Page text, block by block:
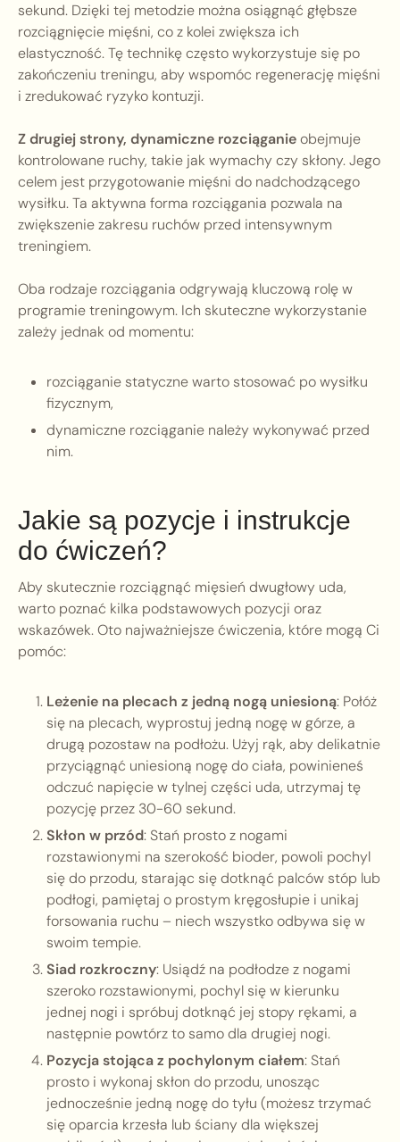
sekund. Dzięki tej metodzie można osiągnąć głębsze
rozciągnięcie mięśni, co z kolei zwiększa ich
elastyczność. Tę technikę często wykorzystuje się po
zakończeniu treningu, aby wspomóc regenerację mięśni
i zredukować ryzyko kontuzji.
Z drugiej strony, dynamiczne rozciąganieobejmuje
kontrolowane ruchy, takie jak wymachy czy skłony. Jego
celem jest przygotowanie mięśni do nadchodzącego
wysiłku. Ta aktywna forma rozciągania pozwala na
zwiększenie zakresu ruchów przed intensywnym
treningiem.
Oba rodzaje rozciągania odgrywają kluczową rolę w
programie treningowym. Ich skuteczne wykorzystanie
zależy jednak od momentu:
rozciąganie statyczne warto stosować po wysiłku
fizycznym,
dynamiczne rozciąganie należy wykonywać przed
nim.
Jakie są pozycje i instrukcje
do ćwiczeń?
Aby skutecznie rozciągnąć mięsień dwugłowy uda,
warto poznać kilka podstawowych pozycji oraz
wskazówek. Oto najważniejsze ćwiczenia, które mogą Ci
pomóc:
Leżenie na plecach z jedną nogą uniesioną: Połóż
się na plecach, wyprostuj jedną nogę w górze, a
drugą pozostaw na podłożu. Użyj rąk, aby delikatnie
przyciągnąć uniesioną nogę do ciała, powinieneś
odczuć napięcie w tylnej części uda, utrzymaj tę
pozycję przez 30-60 sekund.
Skłon w przód: Stań prosto z nogami
rozstawionymi na szerokość bioder, powoli pochyl
się do przodu, starając się dotknąć palców stóp lub
podłogi, pamiętaj o prostym kręgosłupie i unikaj
forsowania ruchu – niech wszystko odbywa się w
swoim tempie.
Siad rozkroczny: Usiądź na podłodze z nogami
szeroko rozstawionymi, pochyl się w kierunku
jednej nogi i spróbuj dotknąć jej stopy rękami, a
następnie powtórz to samo dla drugiej nogi.
Pozycja stojąca z pochylonym ciałem: Stań
prosto i wykonaj skłon do przodu, unosząc
jednocześnie jedną nogę do tyłu (możesz trzymać
się oparcia krzesła lub ściany dla większej